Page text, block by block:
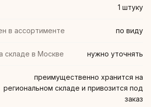
1 штуку
в ассортименте по виду
складе в Москве нужно уточнять
преимущественно хранится на
региональном складе и привозится под
заказ